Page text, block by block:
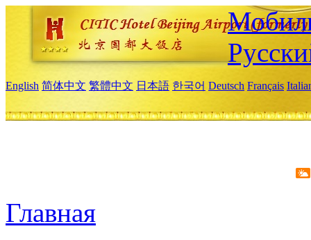
English 简体中文 繁體中文 日本語 한국어 Deutsch Français
Главная